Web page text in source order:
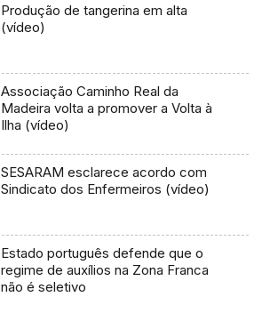
Produção de tangerina em alta
(vídeo)
Associação Caminho Real da
Madeira volta a promover a Volta à
Ilha (vídeo)
SESARAM esclarece acordo com
Sindicato dos Enfermeiros (vídeo)
Estado português defende que o
regime de auxílios na Zona Franca
não é seletivo